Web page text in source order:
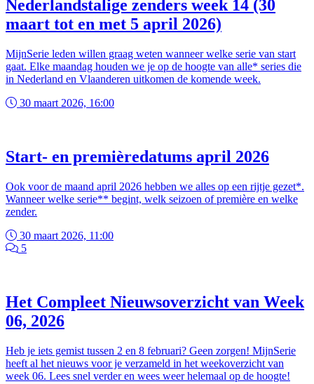
Nederlandstalige zenders week 14 (30
maart tot en met 5 april 2026)
MijnSerie leden willen graag weten wanneer welke serie van start
gaat. Elke maandag houden we je op de hoogte van alle* series die
in Nederland en Vlaanderen uitkomen de komende week.
30 maart 2026, 16:00
Start- en premièredatums april 2026
Ook voor de maand april 2026 hebben we alles op een rijtje gezet*.
Wanneer welke serie** begint, welk seizoen of première en welke
zender.
30 maart 2026, 11:00
5
Het Compleet Nieuwsoverzicht van Week
06, 2026
Heb je iets gemist tussen 2 en 8 februari? Geen zorgen! MijnSerie
heeft al het nieuws voor je verzameld in het weekoverzicht van
week 06. Lees snel verder en wees weer helemaal op de hoogte!